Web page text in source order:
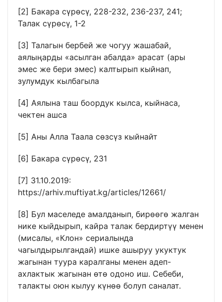
[2] Бакара сүрөсү, 228-232, 236-237, 241;
Талак сүрөсү, 1-2
[3] Талагын бербей же чогуу жашабай,
аялыңарды «асылган абалда» арасат (ары
эмес же бери эмес) калтырып кыйнап,
зулумдук кылбагыла
[4] Аялына таш боордук кылса, кыйнаса,
чектен ашса
[5] Аны Алла Таала сөзсүз кыйнайт
[6] Бакара сүрөсү, 231
[7] 31.10.2019:
https://arhiv.muftiyat.kg/articles/12661/
[8] Бул маселеде амалданып, бирөөгө жалган
нике кыйдырып, кайра талак бердиртүү менен
(мисалы, «Клон» сериалында
чагылдырылгандай) ишке ашыруу укуктук
жагынан туура каралганы менен адеп-
ахлактык жагынан өтө одоно иш. Себеби,
талакты оюн кылуу күнөө болуп саналат.